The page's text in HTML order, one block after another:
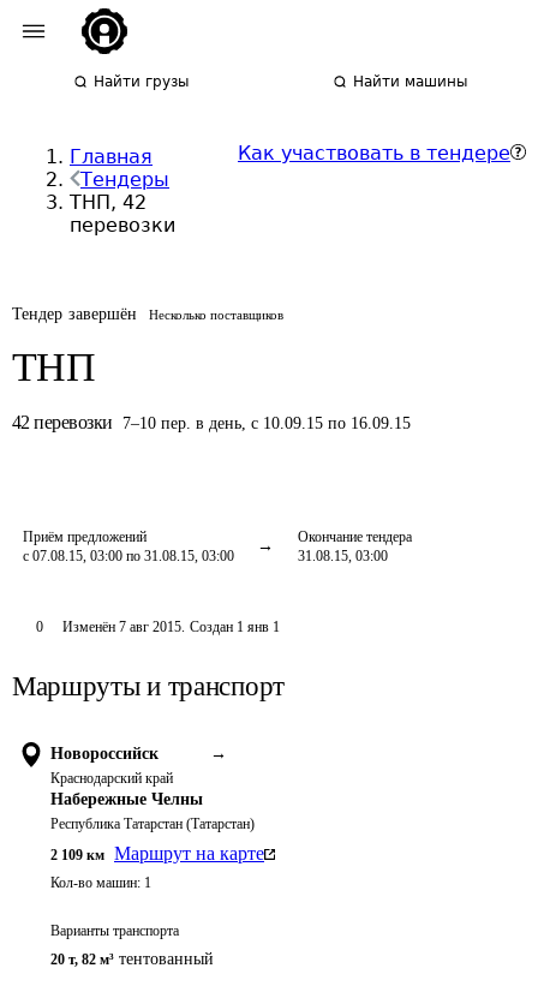
Найти грузы Найти машины
Главная
Тендеры
ТНП, 42
перевозки
Как участвовать в тендере
Тендер завершён Несколько поставщиков
ТНП
42 перевозки 7–10 пер. в день, с 10.09.15 по 16.09.15
Приём предложений
с 07.08.15, 03:00 по 31.08.15, 03:00
Окончание тендера
31.08.15, 03:00
0 Изменён 7 авг 2015. Создан 1 янв 1
Маршруты и транспорт
Новороссийск →
Краснодарский край
Набережные Челны
Республика Татарстан (Татарстан)
2 109 км Маршрут на карте
Кол-во машин: 1
Варианты транспорта
20 т, 82 м³ тентованный